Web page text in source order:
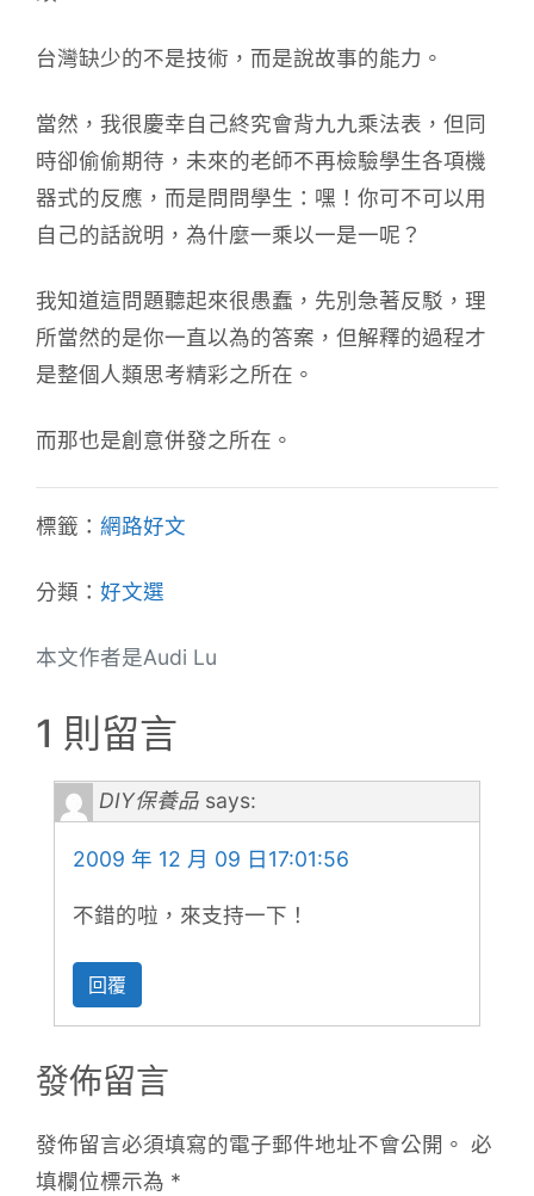
台灣缺少的不是技術，而是說故事的能力。
當然，我很慶幸自己終究會背九九乘法表，但同
時卻偷偷期待，未來的老師不再檢驗學生各項機
器式的反應，而是問問學生：嘿！你可不可以用
自己的話說明，為什麼一乘以一是一呢？
我知道這問題聽起來很愚蠢，先別急著反駁，理
所當然的是你一直以為的答案，但解釋的過程才
是整個人類思考精彩之所在。
而那也是創意併發之所在。
標籤： 網路好文
分類： 好文選
本文作者是Audi Lu
1 則留言
DIY保養品 says:
2009 年 12 月 09 日17:01:56
不錯的啦，來支持一下！
回覆
發佈留言
發佈留言必須填寫的電子郵件地址不會公開。 必
填欄位標示為 *